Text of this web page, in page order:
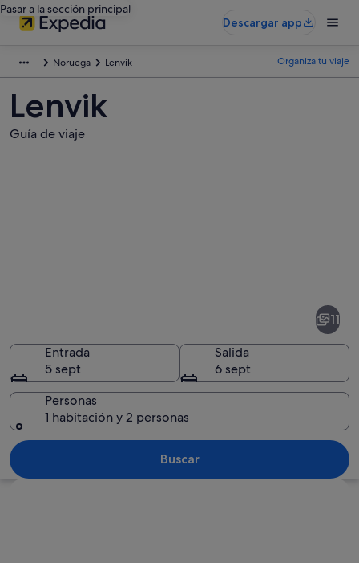
Pasar a la sección principal
Descargar app
Noruega Lenvik Organiza tu viaje
Lenvik
Guía de viaje
Un puente sobre aguas tranquilas
11
Entrada
5 sept
Salida
6 sept
Personas
1 habitación y 2 personas
Buscar